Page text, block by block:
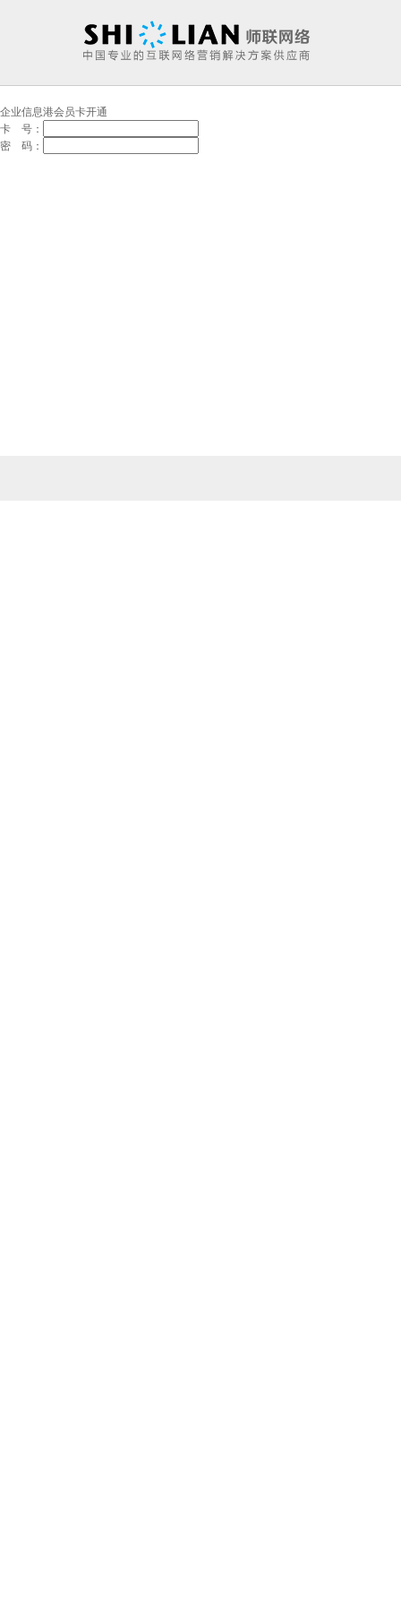
企业信息港会员卡开通
卡 号：
密 码：